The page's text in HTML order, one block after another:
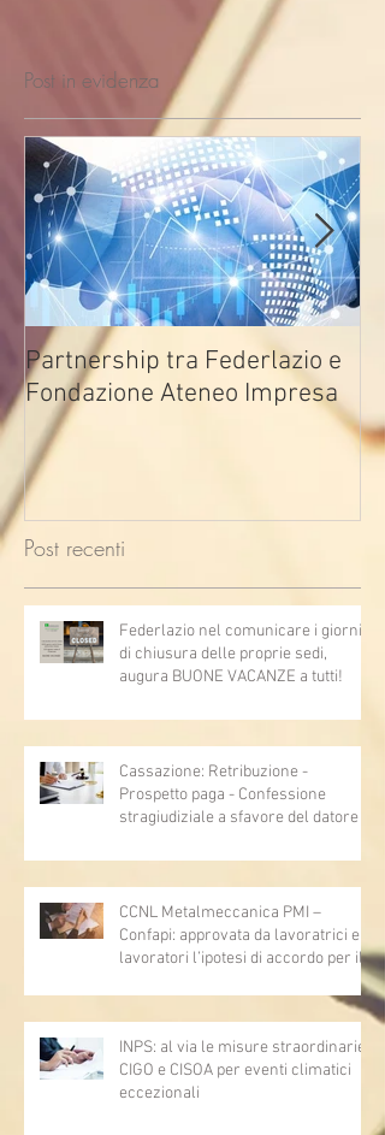
Post in evidenza
Partnership tra Federlazio e
Fondazione Ateneo Impresa
Post recenti
Federlazio nel comunicare i giorni
di chiusura delle proprie sedi,
augura BUONE VACANZE a tutti!
Cassazione: Retribuzione -
Prospetto paga - Confessione
stragiudiziale a sfavore del datore di
articoli 1362, 2697, 2730, 2732, 2734
e 2735)
CCNL Metalmeccanica PMI –
Confapi: approvata da lavoratrici e
lavoratori l’ipotesi di accordo per il
INPS: al via le misure straordinarie
CIGO e CISOA per eventi climatici
eccezionali